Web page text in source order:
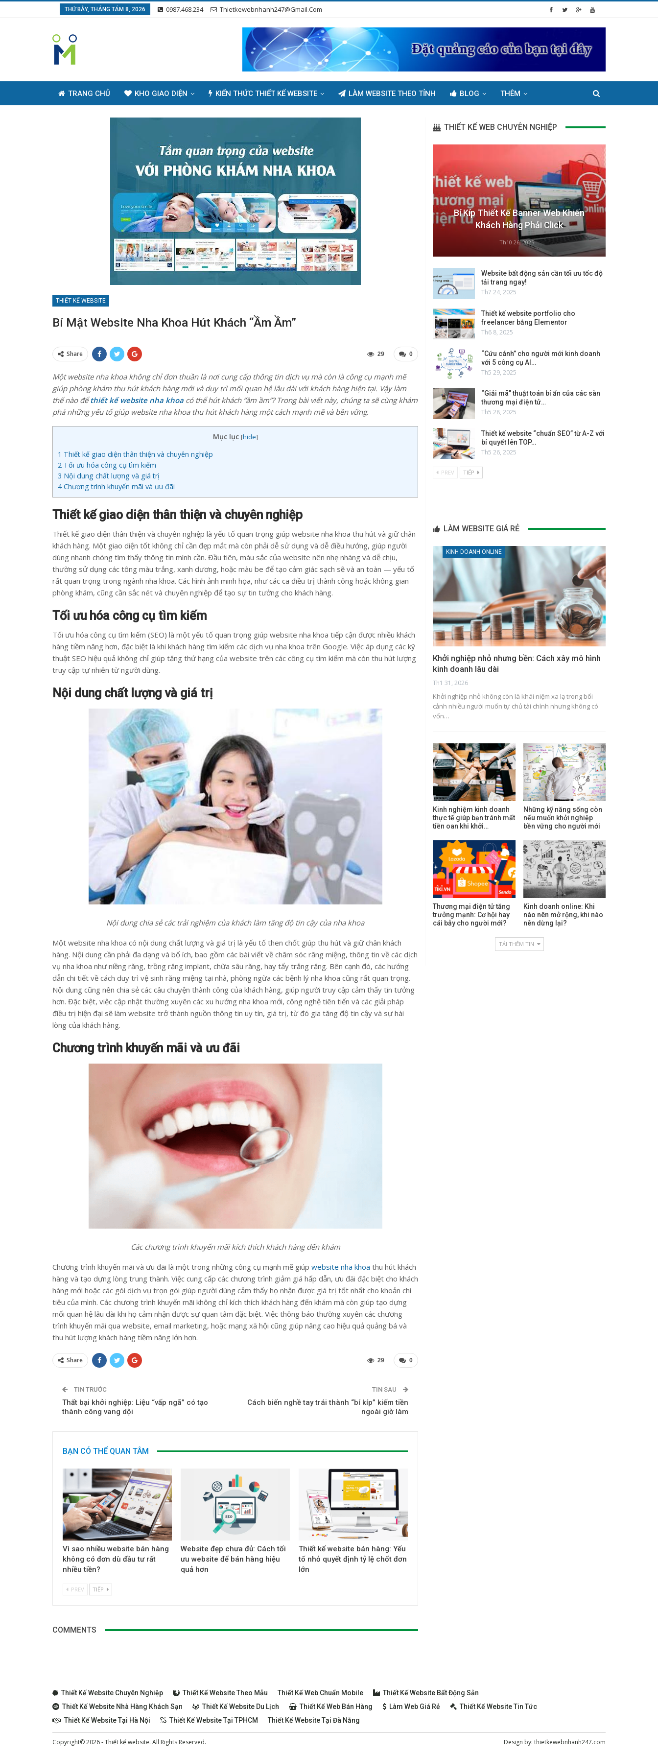
THỨ BẢY, THÁNG TÁM 8, 2026 0987.468.234 Thietkewebnhanh247@gmail.com
TRANG CHỦ KHO GIAO DIỆN KIẾN THỨC THIẾT KẾ WEBSITE LÀM WEBSITE THEO TỈNH BLOG THÊM
THIẾT KẾ WEBSITE
Bí Mật Website Nha Khoa Hút Khách “ầm Ầm”
Share 0
29
Một website nha khoa không chỉ đơn thuần là nơi cung cấp thông tin dịch vụ mà còn là công cụ mạnh mẽ
giúp phòng khám thu hút khách hàng mới và duy trì mối quan hệ lâu dài với khách hàng hiện tại. Vậy làm
thế nào đểthiết kế website nha khoa có thể hút khách “ầm ầm”? Trong bài viết này, chúng ta sẽ cùng khám
phá những yếu tố giúp website nha khoa thu hút khách hàng một cách mạnh mẽ và bền vững.
Mục lục [hide]
1 Thiết kế giao diện thân thiện và chuyên nghiệp
2 Tối ưu hóa công cụ tìm kiếm
3 Nội dung chất lượng và giá trị
4Chương trình khuyến mãi và ưu đãi
Thiết kế giao diện thân thiện và chuyên nghiệp
Thiết kế giao diện thân thiện và chuyên nghiệp là yếu tố quan trọng giúp website nha khoa thu hút và giữ chân
khách hàng. Một giao diện tốt không chỉ cần đẹp mắt mà còn phải dễ sử dụng và dễ điều hướng, giúp người
dùng nhanh chóng tìm thấy thông tin mình cần. Đầu tiên, màu sắc của website nên nhẹ nhàng và dễ chịu,
thường sử dụng các tông màu trắng, xanh dương, hoặc màu be để tạo cảm giác sạch sẽ và an toàn — yếu tố
rất quan trọng trong ngành nha khoa. Các hình ảnh minh họa, như các ca điều trị thành công hoặc không gian
phòng khám, cũng cần sắc nét và chuyên nghiệp để tạo sự tin tưởng cho khách hàng.
Tối ưu hóa công cụ tìm kiếm
Tối ưu hóa công cụ tìm kiếm (SEO) là một yếu tố quan trọng giúp website nha khoa tiếp cận được nhiều khách
hàng tiềm năng hơn, đặc biệt là khi khách hàng tìm kiếm các dịch vụ nha khoa trên Google. Việc áp dụng các kỹ
thuật SEO hiệu quả không chỉ giúp tăng thứ hạng của website trên các công cụ tìm kiếm mà còn thu hút lượng
truy cập tự nhiên từ người dùng.
Nội dung chất lượng và giá trị
Nội dung chia sẻ các trải nghiệm của khách làm tăng độ tin cậy của nha khoa
Một website nha khoa có nội dung chất lượng và giá trị là yếu tố then chốt giúp thu hút và giữ chân khách
hàng. Nội dung cần phải đa dạng và bổ ích, bao gồm các bài viết về chăm sóc răng miệng, thông tin về các dịch
vụ nha khoa như niềng răng, trồng răng implant, chữa sâu răng, hay tẩy trắng răng. Bên cạnh đó, các hướng
dẫn chi tiết về cách duy trì vệ sinh răng miệng tại nhà, phòng ngừa các bệnh lý nha khoa cũng rất quan trọng.
Nội dung cũng nên chia sẻ các câu chuyện thành công của khách hàng, giúp người truy cập cảm thấy tin tưởng
hơn. Đặc biệt, việc cập nhật thường xuyên các xu hướng nha khoa mới, công nghệ tiên tiến và các giải pháp
điều trị hiện đại sẽ làm website trở thành nguồn thông tin uy tín, giá trị, từ đó gia tăng độ tin cậy và sự hài
lòng của khách hàng.
Chương trình khuyến mãi và ưu đãi
Các chương trình khuyến mãi kích thích khách hàng đến khám
Chương trình khuyến mãi và ưu đãi là một trong những công cụ mạnh mẽ giúp website nha khoa thu hút khách
hàng và tạo dựng lòng trung thành. Việc cung cấp các chương trình giảm giá hấp dẫn, ưu đãi đặc biệt cho khách
hàng mới hoặc các gói dịch vụ trọn gói giúp người dùng cảm thấy họ nhận được giá trị tốt nhất cho khoản chi
tiêu của mình. Các chương trình khuyến mãi không chỉ kích thích khách hàng đến khám mà còn giúp tạo dựng
mối quan hệ lâu dài khi họ cảm nhận được sự quan tâm đặc biệt. Việc thông báo thường xuyên các chương
trình khuyến mãi qua website, email marketing, hoặc mạng xã hội cũng giúp nâng cao hiệu quả quảng bá và
thu hút lượng khách hàng tiềm năng lớn hơn.
Share 0
29
TIN TRƯỚC
Thất bại khởi nghiệp: Liệu “vấp ngã” có tạo
thành công vang dội
TIN SAU
Cách biến nghề tay trái thành “bí kíp” kiếm tiền
ngoài giờ làm
BẠN CÓ THỂ QUAN TÂM
Vì sao nhiều website bán hàng
không có đơn dù đầu tư rất
nhiều tiền?
Website đẹp chưa đủ: Cách tối
ưu website để bán hàng hiệu
quả hơn
Thiết kế website bán hàng: Yếu
tố nhỏ quyết định tỷ lệ chốt đơn
lớn
PREV TIẾP
COMMENTS
THIẾT KẾ WEB CHUYÊN NGHIỆP
Bí Kíp Thiết Kế Banner Web Khiến
Khách Hàng Phải Click
Th10 26, 2025
Website bất động sản cần tối ưu tốc độ
tải trang ngay!
Th7 24, 2025
Thiết kế website portfolio cho
freelancer bằng Elementor
Th6 8, 2025
“Cứu cánh” cho người mới kinh doanh
với 5 công cụ AI…
Th5 29, 2025
“Giải mã” thuật toán bí ẩn của các sàn
thương mại điện tử…
Th5 28, 2025
Thiết kế website “chuẩn SEO” từ A-Z với
bí quyết lên TOP…
Th5 26, 2025
PREV TIẾP
LÀM WEBSITE GIÁ RẺ
KINH DOANH ONLINE
Khởi nghiệp nhỏ nhưng bền: Cách xây mô hình
kinh doanh lâu dài
Th1 31, 2026
Khởi nghiệp nhỏ không còn là khái niệm xa lạ trong bối
cảnh nhiều người muốn tự chủ tài chính nhưng không có
vốn…
Kinh nghiệm kinh doanh
thực tế giúp bạn tránh mất
tiền oan khi khởi…
Những kỹ năng sống còn
nếu muốn khởi nghiệp
bền vững cho người mới
Thương mại điện tử tăng
trưởng mạnh: Cơ hội hay
cái bẫy cho người mới?
Kinh doanh online: Khi
nào nên mở rộng, khi nào
nên dừng lại?
TẢI THÊM TIN
Thiết Kế Website Chuyên Nghiệp Thiết Kế Website Theo Mẫu Thiết Kế Web Chuẩn Mobile
Thiết Kế Website Bất Động Sản
Thiết Kế Website Nhà Hàng Khách Sạn
Thiết Kế Website Du Lịch Thiết Kế Web Bán Hàng Làm Web Giá Rẻ
Thiết Kế Website Tin Tức
Thiết Kế Website Tại Hà Nội
Thiết Kế Website Tại TPHCM Thiết Kế Website Tại Đà Nẵng
Copyright© 2026 - Thiết kế website. All Rights Reserved. Design by: thietkewebnhanh247.com